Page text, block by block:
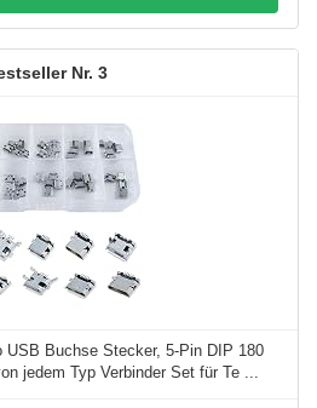
3
USB Buchse Stecker, 5-Pin DIP 180
jedem Typ Verbinder Set für Te ...